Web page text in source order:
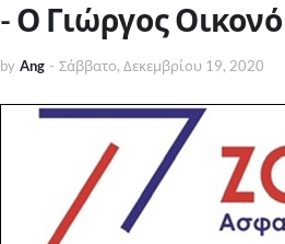
- Ο Γιώργος
by Ang - Σάββατο, Δεκεμβρίου 19, 2020